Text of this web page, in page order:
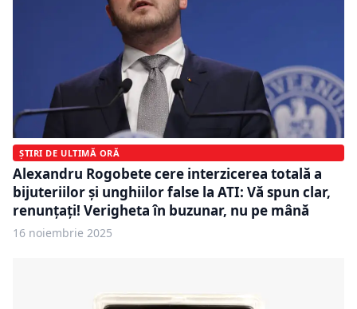
ȘTIRI DE ULTIMĂ ORĂ
Alexandru Rogobete cere interzicerea totală a
bijuteriilor și unghiilor false la ATI: Vă spun clar,
renunțați! Verigheta în buzunar, nu pe mână
16 noiembrie 2025